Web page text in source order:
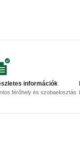
információk
férőhely és szobaelosztás